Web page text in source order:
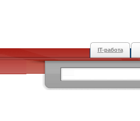
IT-работа